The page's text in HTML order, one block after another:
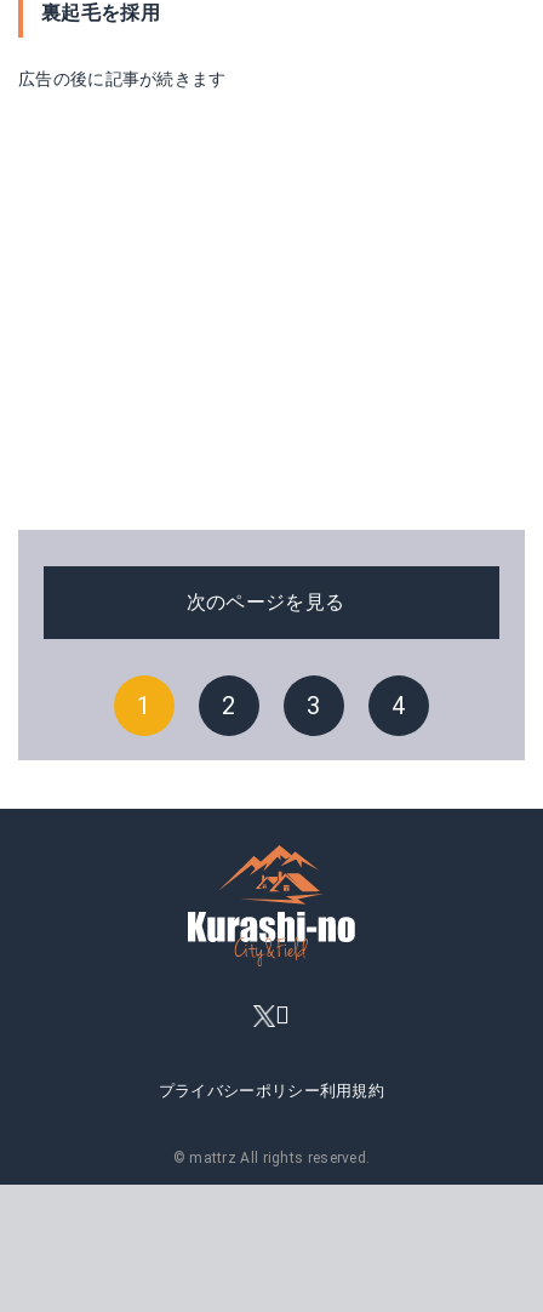
裏起毛を採用
広告の後に記事が続きます
次のページを見る
1 2 3 4
プライバシーポリシー利用規約
© mattrz All rights reserved.